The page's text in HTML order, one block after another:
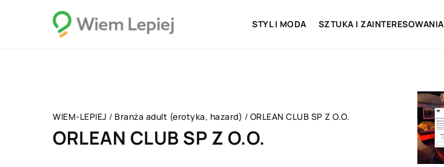
STYL I MODA SZTUKA I ZAINTERESOWANIA
WIEM-LEPIEJ / Branża adult (erotyka, hazard) / ORLEAN CLUB SP Z O.O.
ORLEAN CLUB SP Z O.O.